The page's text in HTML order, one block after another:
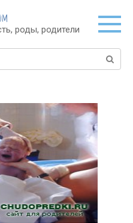
роды, родители